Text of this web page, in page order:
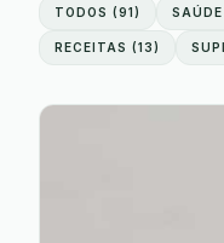
TODOS (91)
RECEITAS (13)